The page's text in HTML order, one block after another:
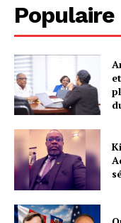
Populaire